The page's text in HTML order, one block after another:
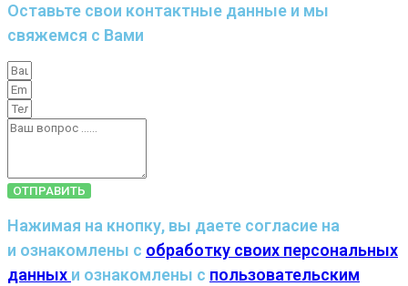
Оставьте свои контактные данные и мы
свяжемся с Вами
ОТПРАВИТЬ
Нажимая на кнопку, вы даете согласие на
и ознакомлены с обработку своих персональных
данных и ознакомлены с пользовательским